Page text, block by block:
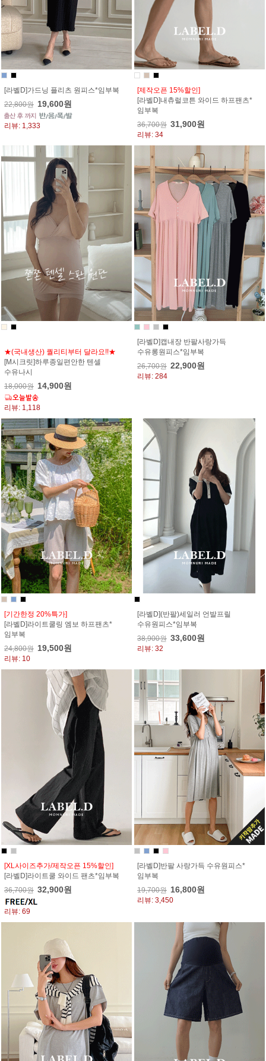
[라벨D]가드닝 플리츠 원피스*임부복
22,800원 19,600원
리뷰: 1,333
[제작오픈 15%할인]
[라벨D]내츄럴코튼 와이드 하프팬츠*
임부복
36,700원 31,900원
리뷰: 34
★(국내생산) 퀄리티부터 달라요!!★
[M시크릿]하루종일편안한 텐셀
수유나시
18,000원 14,900원
리뷰: 1,118
[라벨D]캡내장 반팔사랑가득
수유롱원피스*임부복
26,700원 22,900원
리뷰: 284
[기간한정 20%특가]
[라벨D]라이트쿨링 엠보 하프팬츠*
임부복
24,800원 19,500원
리뷰: 10
[라벨D](반팔)세일러 언발프릴
수유원피스*임부복
38,900원 33,600원
리뷰: 32
[XL사이즈추가/제작오픈 15%할인]
[라벨D]라이트쿨 와이드 팬츠*임부복
36,700원 32,900원
리뷰: 69
[라벨D]반팔 사랑가득 수유원피스*
임부복
19,700원 16,800원
리뷰: 3,450